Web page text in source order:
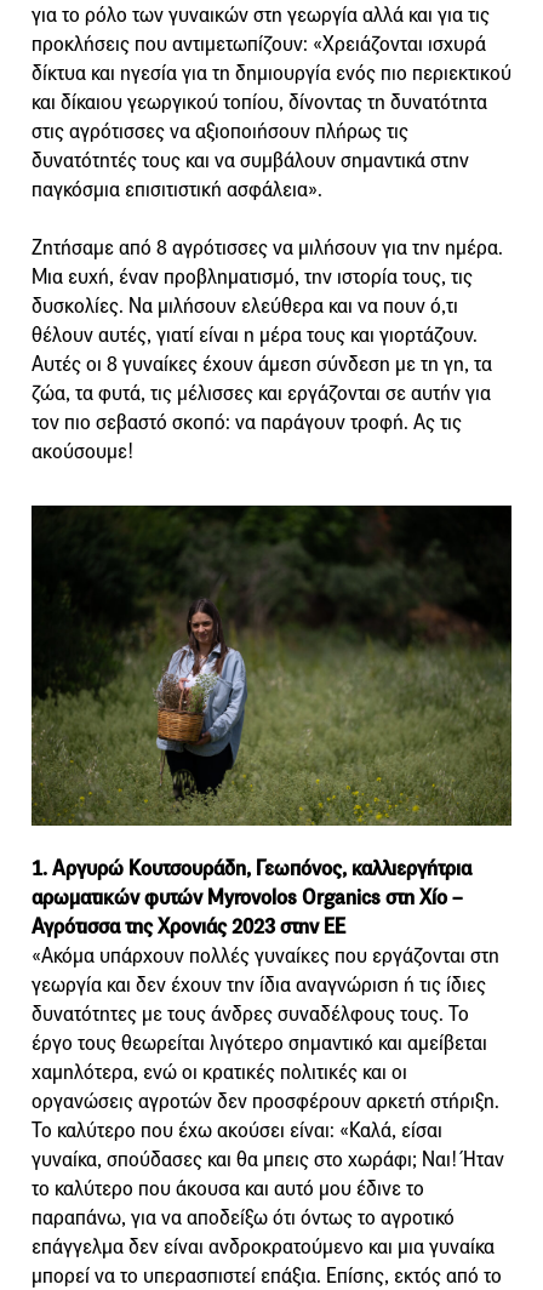
για το ρόλο των γυναικών στη γεωργία αλλά και για τις
προκλήσεις που αντιμετωπίζουν: «Χρειάζονται ισχυρά
δίκτυα και ηγεσία για τη δημιουργία ενός πιο περιεκτικού
και δίκαιου γεωργικού τοπίου, δίνοντας τη δυνατότητα
στις αγρότισσες να αξιοποιήσουν πλήρως τις
δυνατότητές τους και να συμβάλουν σημαντικά στην
παγκόσμια επισιτιστική ασφάλεια».
Ζητήσαμε από 8 αγρότισσες να μιλήσουν για την ημέρα.
Μια ευχή, έναν προβληματισμό, την ιστορία τους, τις
δυσκολίες. Να μιλήσουν ελεύθερα και να πουν ό,τι
θέλουν αυτές, γιατί είναι η μέρα τους και γιορτάζουν.
Αυτές οι 8 γυναίκες έχουν άμεση σύνδεση με τη γη, τα
ζώα, τα φυτά, τις μέλισσες και εργάζονται σε αυτήν για
τον πιο σεβαστό σκοπό: να παράγουν τροφή. Ας τις
ακούσουμε!
1. Αργυρώ Κουτσουράδη, Γεωπόνος, καλλιεργήτρια
αρωματικών φυτών Myrovolos Organics στη Χίο –
Αγρότισσα της Χρονιάς 2023 στην ΕΕ
«Ακόμα υπάρχουν πολλές γυναίκες που εργάζονται στη
γεωργία και δεν έχουν την ίδια αναγνώριση ή τις ίδιες
δυνατότητες με τους άνδρες συναδέλφους τους. Το
έργο τους θεωρείται λιγότερο σημαντικό και αμείβεται
χαμηλότερα, ενώ οι κρατικές πολιτικές και οι
οργανώσεις αγροτών δεν προσφέρουν αρκετή στήριξη.
Το καλύτερο που έχω ακούσει είναι: «Καλά, είσαι
γυναίκα, σπούδασες και θα μπεις στο χωράφι; Ναι! Ήταν
το καλύτερο που άκουσα και αυτό μου έδινε το
παραπάνω, για να αποδείξω ότι όντως το αγροτικό
επάγγελμα δεν είναι ανδροκρατούμενο και μια γυναίκα
μπορεί να το υπερασπιστεί επάξια. Επίσης, εκτός από το